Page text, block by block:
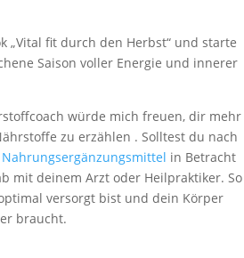
„Vital fit durch den Herbst“ und starte
Saison voller Energie und innerer
würde mich freuen, dir mehr
zu erzählen . Solltest du nach
Nahrungsergänzungsmittel in Betracht
mit deinem Arzt oder Heilpraktiker. So
versorgt bist und dein Körper
braucht.